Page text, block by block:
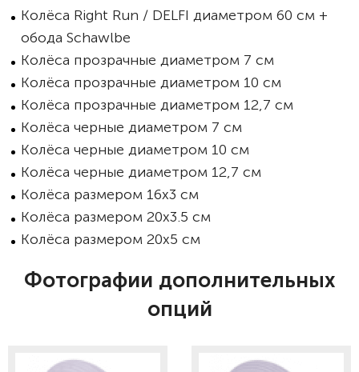
Колёса Right Run / DELFI диаметром 60 см +
обода Schawlbe
Колёса прозрачные диаметром 7 см
Колёса прозрачные диаметром 10 см
Колёса прозрачные диаметром 12,7 см
Колёса черные диаметром 7 см
Колёса черные диаметром 10 см
Колёса черные диаметром 12,7 см
Колёса размером 16х3 см
Колёса размером 20х3.5 см
Колёса размером 20х5 см
Фотографии дополнительных
опций